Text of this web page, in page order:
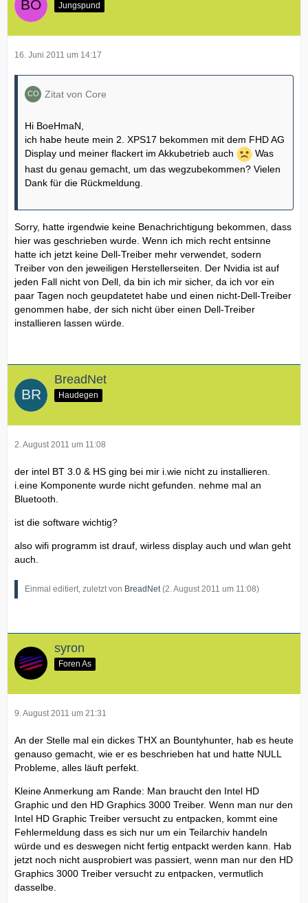
Jungspund
16. Juni 2011 um 14:17
Zitat von Core
Hi BoeHmaN,
ich habe heute mein 2. XPS17 bekommen mit dem FHD AG
Display und meiner flackert im Akkubetrieb auch
Was
hast du genau gemacht, um das wegzubekommen? Vielen
Dank für die Rückmeldung.
Sorry, hatte irgendwie keine Benachrichtigung bekommen, dass
hier was geschrieben wurde. Wenn ich mich recht entsinne
hatte ich jetzt keine Dell-Treiber mehr verwendet, sodern
Treiber von den jeweiligen Herstellerseiten. Der Nvidia ist auf
jeden Fall nicht von Dell, da bin ich mir sicher, da ich vor ein
paar Tagen noch geupdatetet habe und einen nicht-Dell-Treiber
genommen habe, der sich nicht über einen Dell-Treiber
installieren lassen würde.
BreadNet
Haudegen
2. August 2011 um 11:08
der intel BT 3.0 & HS ging bei mir i.wie nicht zu installieren.
i.eine Komponente wurde nicht gefunden. nehme mal an
Bluetooth.
ist die software wichtig?
also wifi programm ist drauf, wirless display auch und wlan geht
auch.
Einmal editiert, zuletzt von BreadNet(2. August 2011 um 11:08)
syron
Foren As
9. August 2011 um 21:31
An der Stelle mal ein dickes THX an Bountyhunter, hab es heute
genauso gemacht, wie er es beschrieben hat und hatte NULL
Probleme, alles läuft perfekt.
Kleine Anmerkung am Rande: Man braucht den Intel HD
Graphic und den HD Graphics 3000 Treiber. Wenn man nur den
Intel HD Graphic Treiber versucht zu entpacken, kommt eine
Fehlermeldung dass es sich nur um ein Teilarchiv handeln
würde und es deswegen nicht fertig entpackt werden kann. Hab
jetzt noch nicht ausprobiert was passiert, wenn man nur den HD
Graphics 3000 Treiber versucht zu entpacken, vermutlich
dasselbe.